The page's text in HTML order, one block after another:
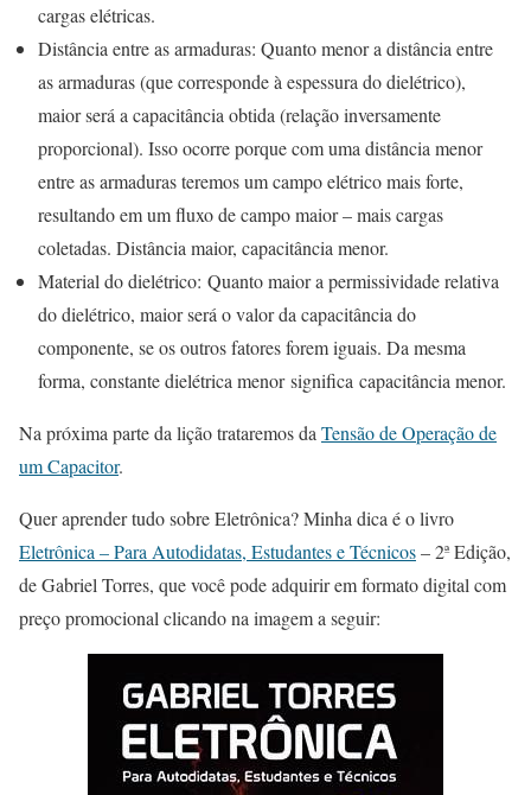
cargas elétricas.
Distância entre as armaduras: Quanto menor a distância entre
as armaduras (que corresponde à espessura do dielétrico),
maior será a capacitância obtida (relação inversamente
proporcional). Isso ocorre porque com uma distância menor
entre as armaduras teremos um campo elétrico mais forte,
resultando em um fluxo de campo maior – mais cargas
coletadas. Distância maior, capacitância menor.
Material do dielétrico: Quanto maior a permissividade relativa
do dielétrico, maior será o valor da capacitância do
componente, se os outros fatores forem iguais. Da mesma
forma, constante dielétrica menor significa capacitância menor.
Na próxima parte da lição trataremos da Tensão de Operação de
um Capacitor.
Quer aprender tudo sobre Eletrônica? Minha dica é o livro
Eletrônica – Para Autodidatas, Estudantes e Técnicos– 2ª Edição,
de Gabriel Torres, que você pode adquirir em formato digital com
preço promocional clicando na imagem a seguir: